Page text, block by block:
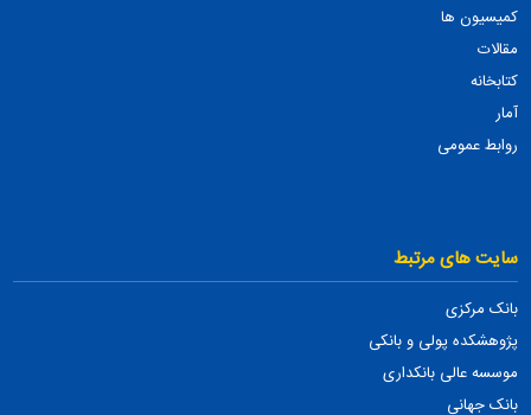
کمیسیون ها
مقالات
کتابخانه
آمار
روابط عمومی
سایت های مرتبط
بانک مرکزی
پژوهشکده پولی و بانکی
موسسه عالی بانکداری
بانک جهانی